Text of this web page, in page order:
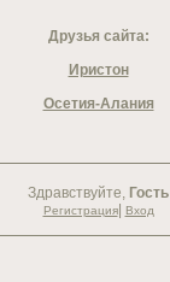
Друзья сайта:
Иристон
Осетия-Алания
Здравствуйте, Гость
Регистрация| Вход